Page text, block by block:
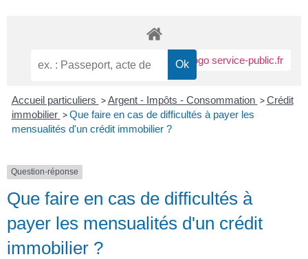
Accueil particuliers > Argent - Impôts - Consommation > Crédit
immobilier > Que faire en cas de difficultés à payer les
mensualités d'un crédit immobilier ?
Question-réponse
Que faire en cas de difficultés à
payer les mensualités d'un crédit
immobilier ?